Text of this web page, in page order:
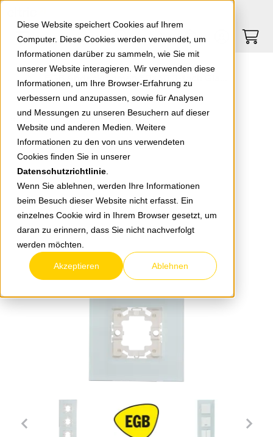
Diese Website speichert Cookies auf Ihrem
Computer. Diese Cookies werden verwendet, um
Informationen darüber zu sammeln, wie Sie mit
unserer Website interagieren. Wir verwenden diese
Informationen, um Ihre Browser-Erfahrung zu
verbessern und anzupassen, sowie für Analysen
und Messungen zu unseren Besuchern auf dieser
Website und anderen Medien. Weitere
Informationen zu den von uns verwendeten
Cookies finden Sie in unserer
Datenschutzrichtlinie
Wenn Sie ablehnen, werden Ihre Informationen
beim Besuch dieser Website nicht erfasst. Ein
einzelnes Cookie wird in Ihrem Browser gesetzt, um
daran zu erinnern, dass Sie nicht nachverfolgt
werden möchten.
Akzeptieren Ablehnen
Springe zu Hauptinhalt Springe zum Footer
0
zurück zur Übersicht